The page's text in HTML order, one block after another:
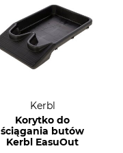
Kerbl
Korytko do
ściągania butów
Kerbl EasuOut